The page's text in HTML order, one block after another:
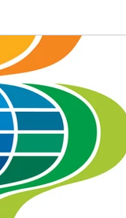
Tejidos (NonWoven)
SAVIO USTER